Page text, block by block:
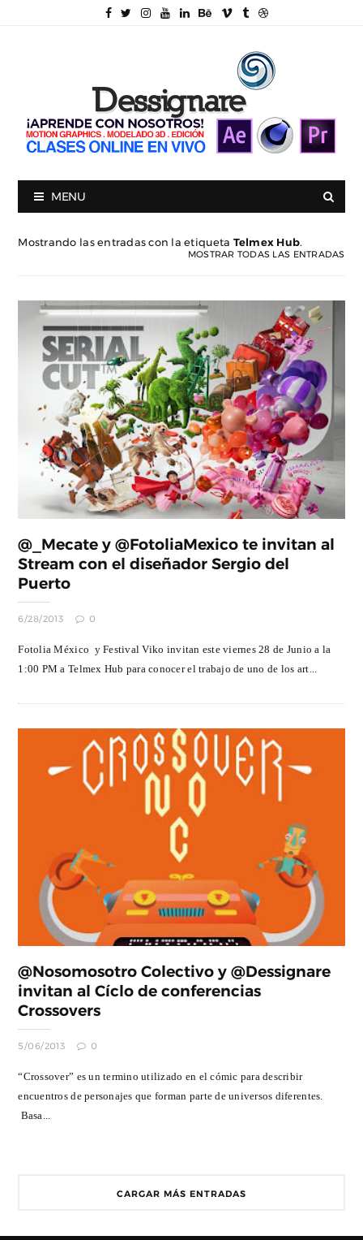
MENU
Mostrando las entradas con la etiqueta Telmex Hub.
MOSTRAR TODAS LAS ENTRADAS
@_Mecate y @FotoliaMexico te invitan al
Stream con el diseñador Sergio del
6/28/2013 0
Fotolia México y Festival Viko invitan este viernes 28 de Junio a la
1:00 PM a Telmex Hub para conocer el trabajo de uno de los art...
@Nosomosotro Colectivo y @Dessignare
invitan al Cíclo de conferencias
Crossovers
5/06/2013 0
“Crossover” es un termino utilizado en el cómic para describir
encuentros de personajes que forman parte de universos diferentes.
Basa...
CARGAR MÁS ENTRADAS